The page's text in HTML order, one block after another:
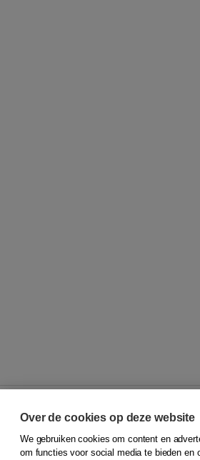
© 2026Koninklijke Boom uitgevers
Over de cookies op deze website
We gebruiken cookies om content en
om functies voor social media te bieden en